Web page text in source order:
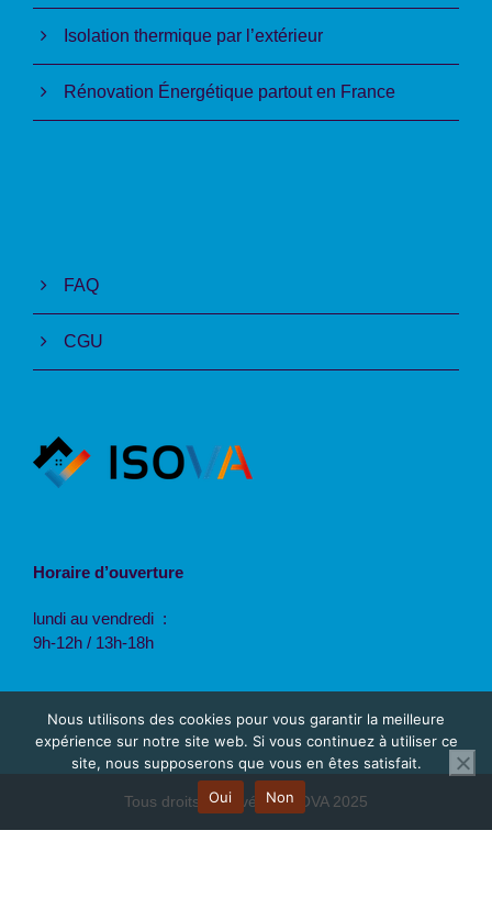
Isolation thermique par l’extérieur
Rénovation Énergétique partout en France
FAQ
CGU
Horaire d’ouverture
lundi au vendredi :
9h-12h / 13h-18h
Tous droits réservés © ISOVA 2025
Nous utilisons des cookies pour vous garantir la meilleure
expérience sur notre site web. Si vous continuez à utiliser ce
site, nous supposerons que vous en êtes satisfait.
Oui
Non